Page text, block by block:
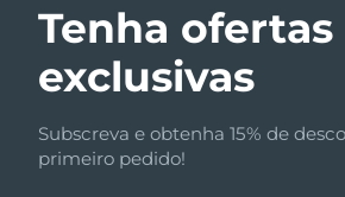
Tenha ofertas
exclusivas
Subscreva e obtenha 15% de
primeiro pedido!